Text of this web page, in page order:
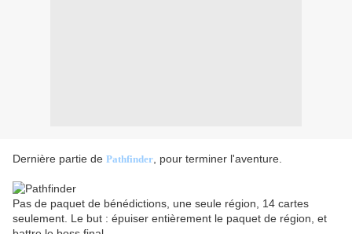
Dernière partie de Pathfinder , pour terminer l'aventure.
Pas de paquet de bénédictions, une seule région, 14 cartes
seulement. Le but : épuiser entièrement le paquet de région, et